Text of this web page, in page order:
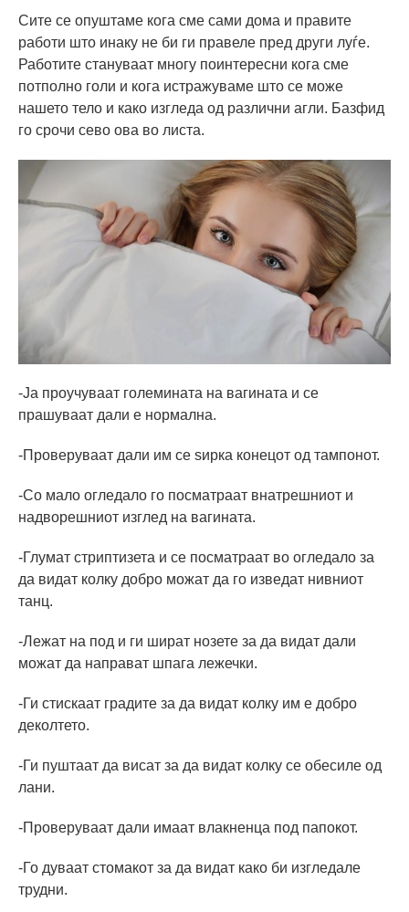
Сите се опуштаме кога сме сами дома и правите
работи што инаку не би ги правеле пред други луѓе.
Работите стануваат многу поинтересни кога сме
потполно голи и кога истражуваме што се може
нашето тело и како изгледа од различни агли. Базфид
го срочи сево ова во листа.
-Ја проучуваат големината на вагината и се
прашуваат дали е нормална.
-Проверуваат дали им се ѕирка конецот од тампонот.
-Со мало огледало го посматраат внатрешниот и
надворешниот изглед на вагината.
-Глумат стриптизета и се посматраат во огледало за
да видат колку добро можат да го изведат нивниот
танц.
-Лежат на под и ги шират нозете за да видат дали
можат да направат шпага лежечки.
-Ги стискаат градите за да видат колку им е добро
деколтето.
-Ги пуштаат да висат за да видат колку се обесиле од
лани.
-Проверуваат дали имаат влакненца под папокот.
-Го дуваат стомакот за да видат како би изгледале
трудни.